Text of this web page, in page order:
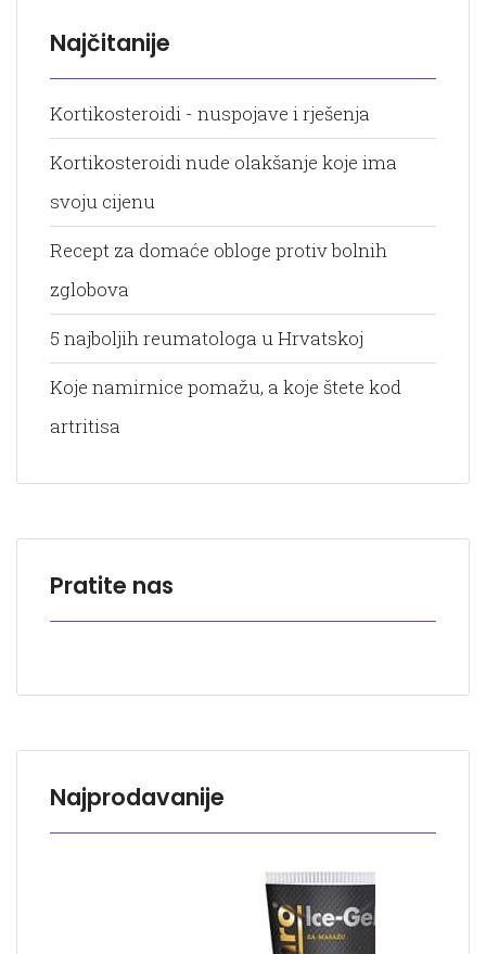
Najčitanije
Kortikosteroidi - nuspojave i rješenja
Kortikosteroidi nude olakšanje koje ima
svoju cijenu
Recept za domaće obloge protiv bolnih
zglobova
5 najboljih reumatologa u Hrvatskoj
Koje namirnice pomažu, a koje štete kod
artritisa
Pratite nas
Najprodavanije